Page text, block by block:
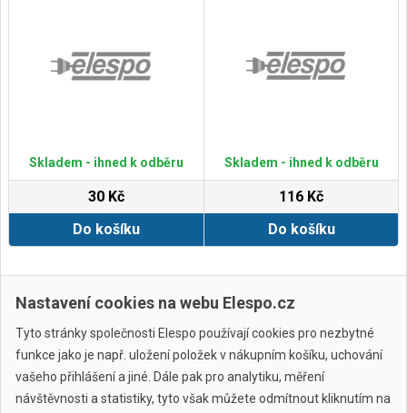
Skladem - ihned k odběru
30 Kč
Do košíku
Skladem - ihned k odběru
116 Kč
Do košíku
Zobrazit další
Nastavení cookies na webu Elespo.cz
Tyto stránky společnosti Elespo používají cookies pro nezbytné
funkce jako je např. uložení položek v nákupním košíku, uchování
vašeho přihlášení a jiné. Dále pak pro analytiku, měření
návštěvnosti a statistiky, tyto však můžete odmítnout kliknutím na